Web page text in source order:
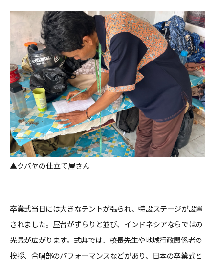
▲クバヤの仕立て屋さん
卒業式当日には大きなテントが張られ、特設ステージが設置
されました。屋台がずらりと並び、インドネシアならではの
光景が広がります。式典では、校長先生や地域行政関係者の
挨拶、合唱部のパフォーマンスなどがあり、日本の卒業式と